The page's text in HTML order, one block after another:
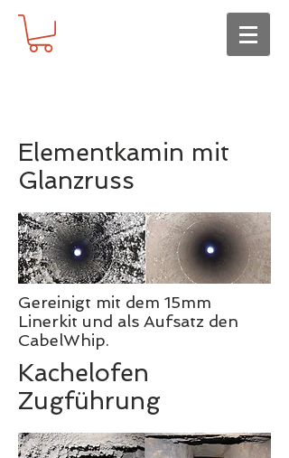
Elementkamin mit
Glanzruss
Gereinigt mit dem 15mm
Linerkit und als Aufsatz den
CabelWhip.
Kachelofen
Zugführung